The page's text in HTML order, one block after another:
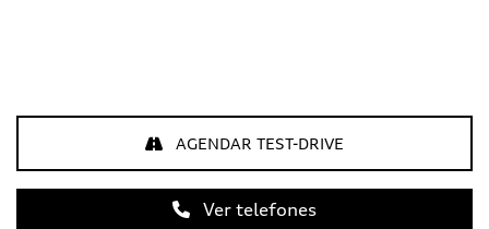
Ver telefones
AGENDAR TEST-DRIVE